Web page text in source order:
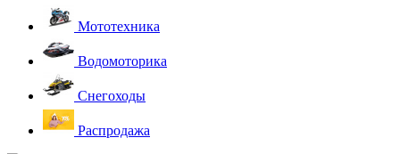
Мототехника
Водомоторика
Снегоходы
Распродажа